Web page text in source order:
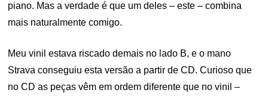
piano. Mas a verdade é que um deles – este – combina
mais naturalmente comigo.
Meu vinil estava riscado demais no lado B, e o mano
Strava conseguiu esta versão a partir de CD. Curioso que
no CD as peças vêm em ordem diferente que no vinil –